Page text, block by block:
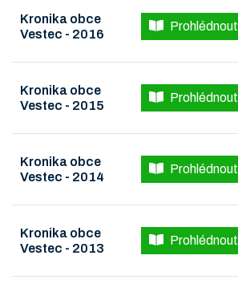
Kronika obce
Vestec - 2016
Prohlédnout
Kronika obce
Vestec - 2015
Prohlédnout
Kronika obce
Vestec - 2014
Prohlédnout
Kronika obce
Vestec - 2013
Prohlédnout